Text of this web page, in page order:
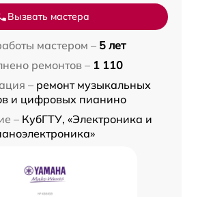
Вызвать мастера
мастером – 5 лет
ремонтов – 1 110
– ремонт музыкальных
и цифровых пианино
– КубГТУ, «Электроника и